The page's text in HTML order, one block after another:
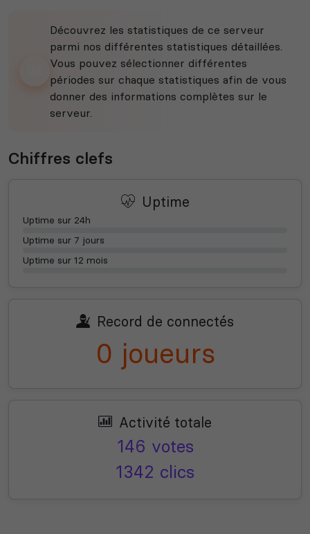
Découvrez les statistiques de ce serveur
parmi nos différentes statistiques détaillées.
Vous pouvez sélectionner différentes
périodes sur chaque statistiques afin de vous
donner des informations complètes sur le
serveur.
Chiffres clefs
Uptime
Uptime sur 24h
Uptime sur 7 jours
Uptime sur 12 mois
Record de connectés
0 joueurs
Activité totale
146 votes
1342 clics